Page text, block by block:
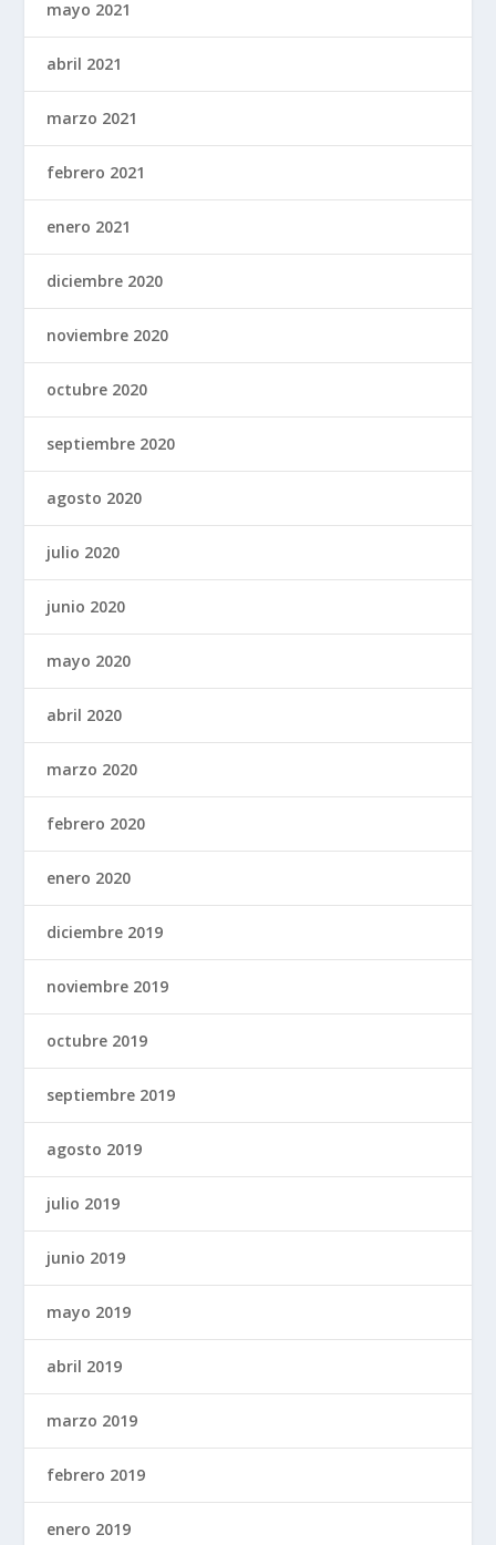
mayo 2021
abril 2021
marzo 2021
febrero 2021
enero 2021
diciembre 2020
noviembre 2020
octubre 2020
septiembre 2020
agosto 2020
julio 2020
junio 2020
mayo 2020
abril 2020
marzo 2020
febrero 2020
enero 2020
diciembre 2019
noviembre 2019
octubre 2019
septiembre 2019
agosto 2019
julio 2019
junio 2019
mayo 2019
abril 2019
marzo 2019
febrero 2019
enero 2019